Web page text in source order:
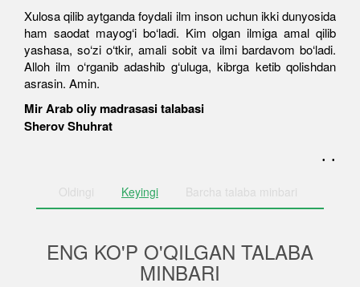
Xulosa qilib aytganda foydali ilm inson uchun ikki dunyosida
ham saodat mayog‘i bo‘ladi. Kim olgan ilmiga amal qilib
yashasa, so‘zi o‘tkir, amali sobit va ilmi bardavom bo‘ladi.
Alloh ilm o‘rganib adashib g‘uluga, kibrga ketib qolishdan
asrasin. Amin.
Mir Arab oliy madrasasi talabasi
Sherov Shuhrat
. .
Oldingi Keyingi Barcha talaba minbari
ENG KO'P O'QILGAN TALABA
MINBARI